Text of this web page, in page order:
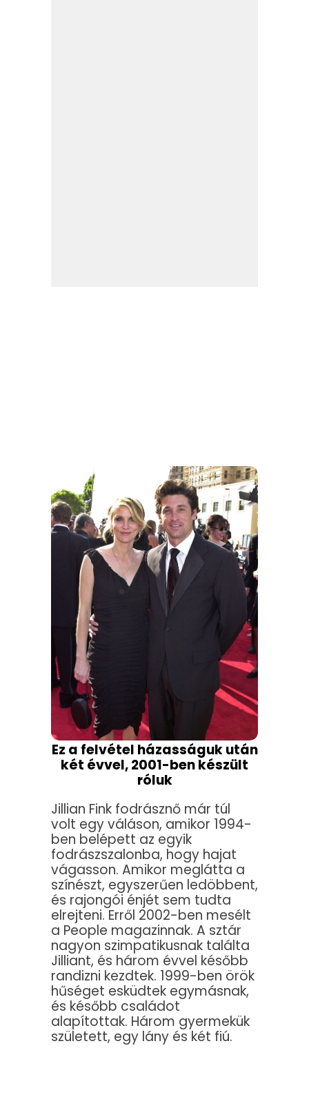
Ez a felvétel házasságuk után
két évvel, 2001-ben készült
róluk
Jillian Fink fodrásznő már túl
volt egy váláson, amikor 1994-
ben belépett az egyik
fodrászszalonba, hogy hajat
vágasson. Amikor meglátta a
színészt, egyszerűen ledöbbent,
és rajongói énjét sem tudta
elrejteni. Erről 2002-ben mesélt
a People magazinnak. A sztár
nagyon szimpatikusnak találta
Jilliant, és három évvel később
randizni kezdtek. 1999-ben örök
hűséget esküdtek egymásnak,
és később családot
alapítottak. Három gyermekük
született, egy lány és két fiú.